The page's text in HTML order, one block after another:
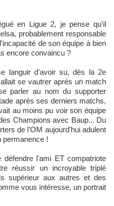
en Ligue 2, je pense qu'il
probablement responsable
de son équipe à bien
encore convaincu ?
languir d'avoir su, dès la 2e
se vautrer après un match
parler au nom du supporter
après ses derniers matchs,
au moins pu voir son équipe
Champions avec Baup... Du
de l'OM aujourd'hui adulent
permanence !
l'ami ET compatriote
réussir un incroyable triplé
supérieur aux autres et des
vous intéresse, un portrait